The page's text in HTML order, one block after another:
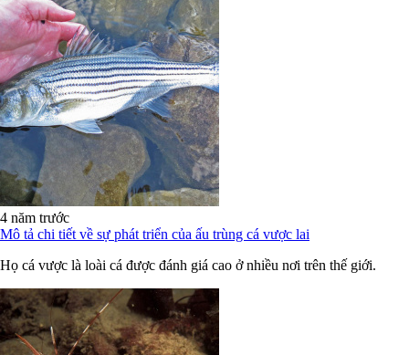
4 năm trước
Mô tả chi tiết về sự phát triển của ấu trùng cá vược lai
Họ cá vược là loài cá được đánh giá cao ở nhiều nơi trên thế giới.